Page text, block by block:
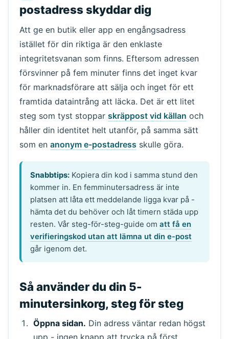
postadress skyddar dig
Att ge en butik eller app en engångsadress
istället för din riktiga är den enklaste
integritetsvanan som finns. Eftersom adressen
försvinner på fem minuter finns det inget kvar
för marknadsförare att sälja och inget för ett
framtida dataintrång att läcka. Det är ett litet
steg som tyst stoppar skräppost vid källan och
håller din identitet helt utanför, på samma sätt
som en anonym e-postadress skulle göra.
Snabbtips: Kopiera din kod i samma stund den
kommer in. En femminutersadress är inte
platsen att låta ett meddelande ligga kvar på -
hämta det du behöver och låt timern städa upp
resten. Vår steg-för-steg-guide omatt få en
verifieringskod utan att lämna ut din e-post
går igenom det.
Så använder du din 5-
minutersinkorg, steg för steg
Öppna sidan. Din adress väntar redan högst